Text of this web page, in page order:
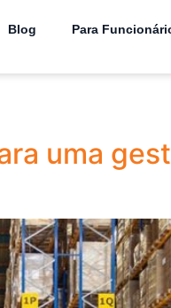
Blog Para
uma